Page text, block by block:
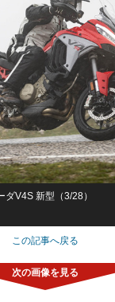
ダV4S 新型（3/28）
この記事へ戻る